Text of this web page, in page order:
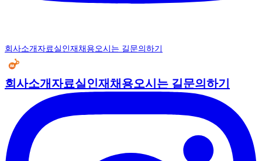
회사소개 자료실 인재채용오시는 길 문의하기
회사소개 자료실 인재채용오시는 길 문의하기